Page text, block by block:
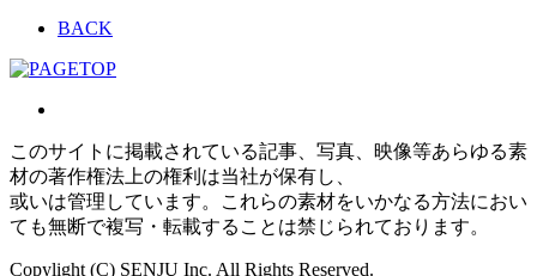
BACK
このサイトに掲載されている記事、写真、映像等あらゆる素
材の著作権法上の権利は当社が保有し、
或いは管理しています。これらの素材をいかなる方法におい
ても無断で複写・転載することは禁じられております。
Copylight (C) SENJU Inc. All Rights Reserved.